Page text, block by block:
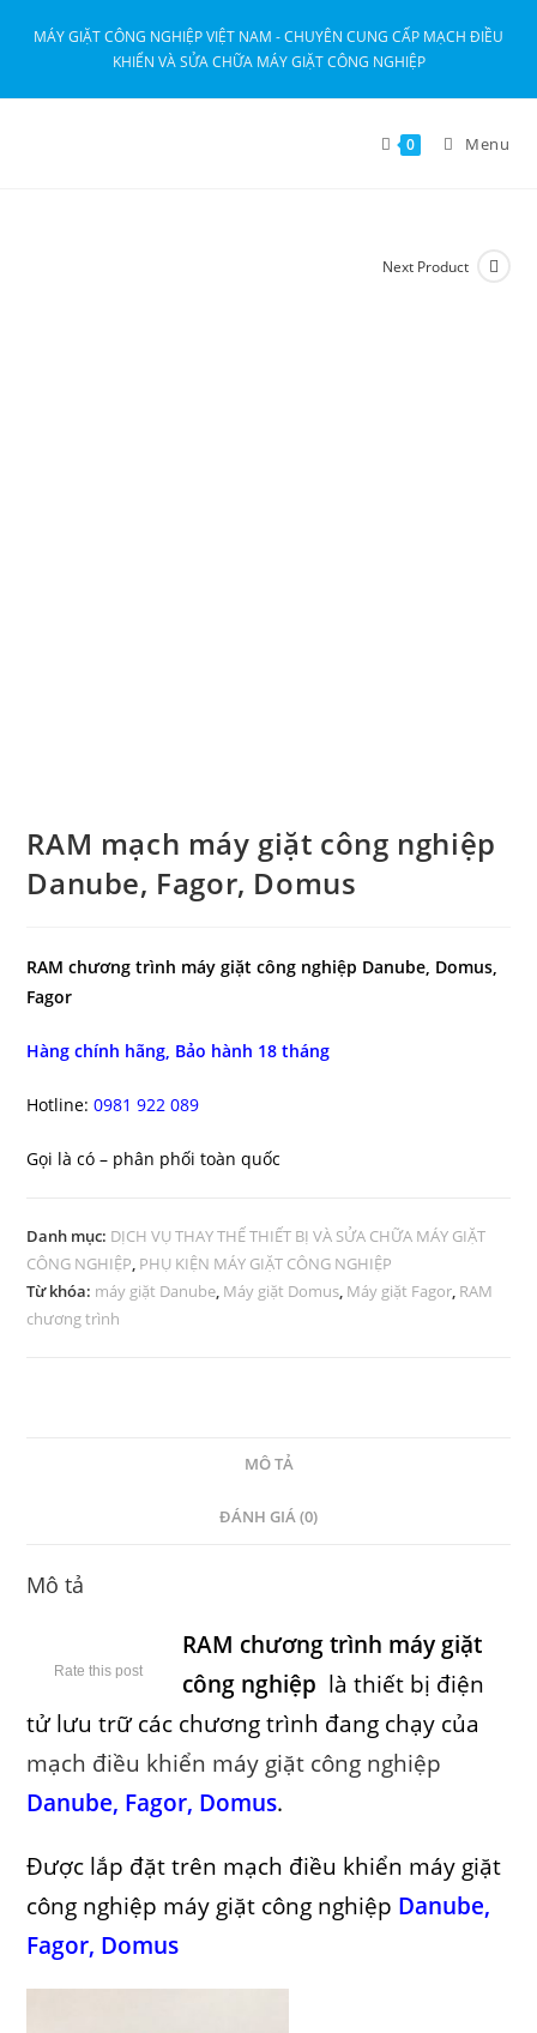
MÁY GIẶT CÔNG NGHIỆP VIỆT NAM - CHUYÊN CUNG CẤP MẠCH ĐIỀU
KHIỂN VÀ SỬA CHỮA MÁY GIẶT CÔNG NGHIỆP
0 Menu
Next Product
RAM mạch máy giặt công nghiệp
Danube, Fagor, Domus
RAM chương trình máy giặt công nghiệp Danube, Domus,
Fagor
Hàng chính hãng, Bảo hành 18 tháng
Hotline:0981 922 089
Gọi là có – phân phối toàn quốc
Danh mục: DỊCH VỤ THAY THẾ THIẾT BỊ VÀ SỬA CHỮA MÁY GIẶT
CÔNG NGHIỆP, PHỤ KIỆN MÁY GIẶT CÔNG NGHIỆP
Từ khóa: máy giặt Danube, Máy giặt Domus, Máy giặt Fagor, RAM
chương trình
MÔ TẢ
ĐÁNH GIÁ (0)
Mô tả
Rate this post
RAM chương trình máy giặt
công nghiệp là thiết bị điện
tử lưu trữ các chương trình đang chạy của
mạch điều khiển máy giặt công nghiệp
Danube, Fagor, Domus.
Được lắp đặt trên mạch điều khiển máy giặt
công nghiệp máy giặt công nghiệp Danube,
Fagor, Domus